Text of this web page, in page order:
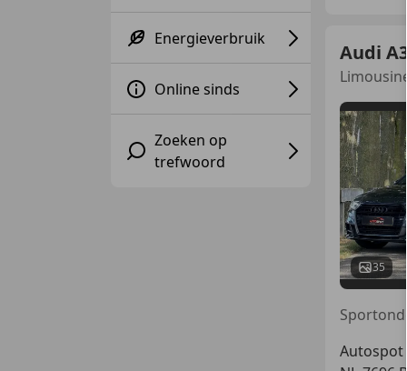
Energieverbruik
Online sinds
Zoeken op
trefwoord
Audi A3
35
Autospot